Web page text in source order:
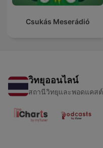
Csukás Meserádió
วิทยุออนไลน์
สถานีวิทยุและพอดแคสต์